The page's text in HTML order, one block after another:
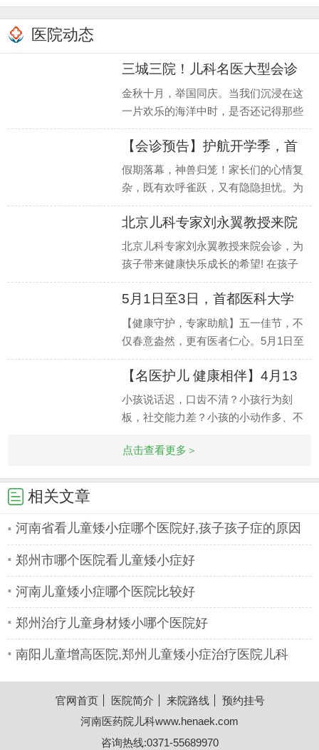
医院动态
三城三院！儿科名医大型会诊
预告
金秋十月，举国同庆。当我们沉浸在这
一片欢乐的海洋中时，是否还记得那些
最需要关爱的小生命？河南省医药院附
属医院邀
【会诊预告】护航开学季，首
都医
假期落幕，神兽归笼！家长们的心情复
杂，既有欢呼雀跃，又有隐隐担忧。为
何？因为一些看似不起眼的生长发育和
行为发育
北京儿科专家刘永翼教授来院
会诊
北京儿科专家刘永翼教授来院会诊，为
孩子带来健康快乐成长的希望! 在孩子
的生长发育过程中，家长们常常会遇到
各种困扰
5月1日至3日，首都医科大学
附属北
【健康守护，专家助航】五一佳节，不
仅春意盎然，更有医者仁心。5月1日至
3日，我院特邀首都医科大学附属北京
安定医院专
【名医护儿 健康相伴】4月13
日-
小孩说话迟，口齿不清？小孩行为刻
板，社交能力差？小孩的小动作多、不
不停，还会
点击查看更多＞
相关文章
河南省看儿童矮小症哪个医院好,孩子孩子症的原因
郑州市哪个医院看儿童矮小症好
河南儿童矮小症哪个医院比较好
郑州治疗儿童身材矮小哪个医院好
南阳儿童增高医院,郑州儿童矮小症治疗医院儿科
官网首页 医院简介 来院路线
预约挂号
河南医药院儿科www.henaek.com
咨询热线:0371-55689970